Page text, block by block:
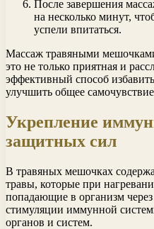
После завершения
на несколько минут,
успели впитаться.
Массаж травяными
это не только приятная и
эффективный способ
улучшить общее
Укрепление
защитных сил
В травяных мешочках
травы, которые при
попадающие в организм
стимуляции иммунной
органов и систем.